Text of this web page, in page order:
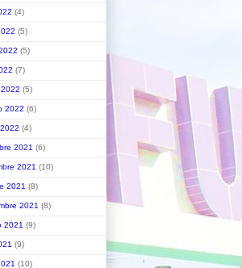
(4)
(5)
(5)
(7)
(5)
2022 (6)
(4)
2021 (6)
2021 (10)
2021 (8)
2021 (8)
2021 (9)
(9)
(10)